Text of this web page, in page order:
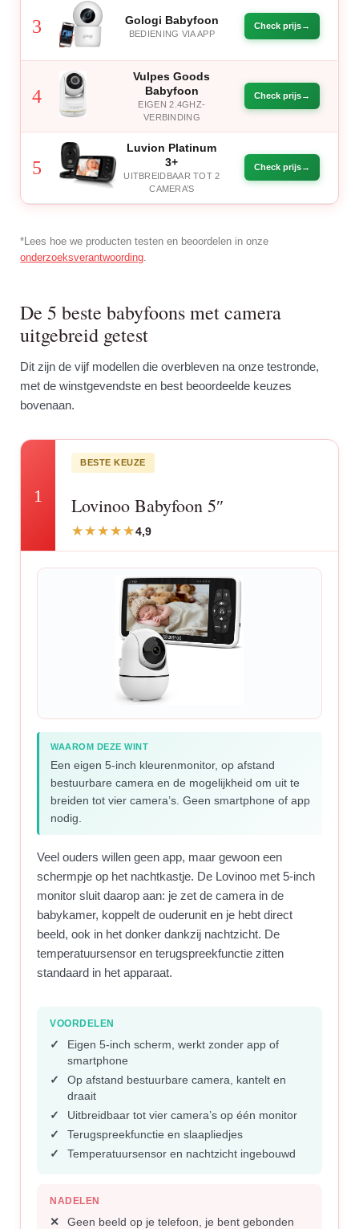
3 Gologi Babyfoon
BEDIENING VIA APP
Check prijs
4
Vulpes Goods
Babyfoon
EIGEN 2.4GHZ-
VERBINDING
Check prijs
5
Luvion Platinum
3+
UITBREIDBAAR TOT 2
CAMERA’S
Check prijs
*Lees hoe we producten testen en beoordelen in onze
onderzoeksverantwoording.
De 5 beste babyfoons met camera
uitgebreid getest
Dit zijn de vijf modellen die overbleven na onze testronde,
met de winstgevendste en best beoordeelde keuzes
bovenaan.
1
BESTE KEUZE
Lovinoo Babyfoon 5″
4,9
WAAROM DEZE WINT
Een eigen 5-inch kleurenmonitor, op afstand
bestuurbare camera en de mogelijkheid om uit te
breiden tot vier camera’s. Geen smartphone of app
nodig.
Veel ouders willen geen app, maar gewoon een
schermpje op het nachtkastje. De Lovinoo met 5-inch
monitor sluit daarop aan: je zet de camera in de
babykamer, koppelt de ouderunit en je hebt direct
beeld, ook in het donker dankzij nachtzicht. De
temperatuursensor en terugspreekfunctie zitten
standaard in het apparaat.
VOORDELEN
Eigen 5-inch scherm, werkt zonder app of
smartphone
Op afstand bestuurbare camera, kantelt en
draait
Uitbreidbaar tot vier camera’s op één monitor
Terugspreekfunctie en slaapliedjes
Temperatuursensor en nachtzicht ingebouwd
NADELEN
Geen beeld op je telefoon, je bent gebonden